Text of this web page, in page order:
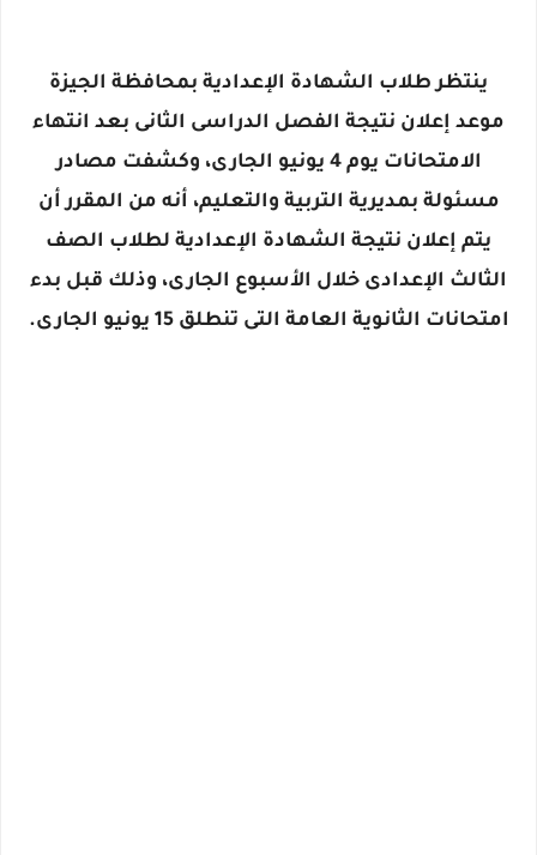
ينتظر طلاب الشهادة الإعدادية بمحافظة الجيزة
موعد إعلان نتيجة الفصل الدراسى الثانى بعد انتهاء
الامتحانات يوم 4 يونيو الجارى، وكشفت مصادر
مسئولة بمديرية التربية والتعليم، أنه من المقرر أن
يتم إعلان نتيجة الشهادة الإعدادية لطلاب الصف
الثالث الإعدادى خلال الأسبوع الجارى، وذلك قبل بدء
امتحانات الثانوية العامة التى تنطلق 15 يونيو الجارى.